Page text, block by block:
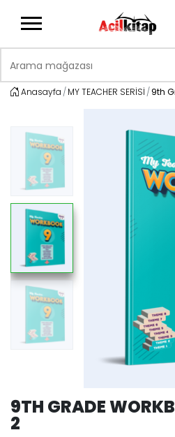
Anasayfa MY TEACHER SERİSİ 9th
9TH GRADE
2